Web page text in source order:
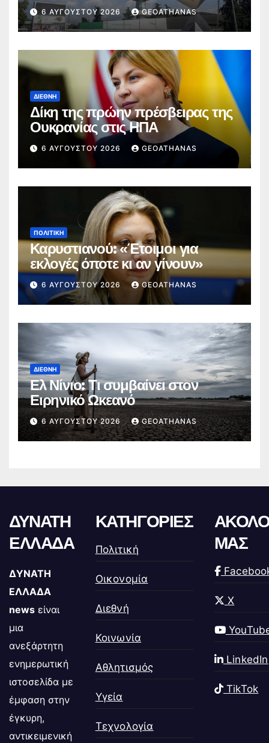
6 ΑΥΓΟΎΣΤΟΥ 2026 GEOATHANAS
ΔΙΕΘΝΉ
Δίκη της πρώην πρέσβειρας της
Ουκρανίας στις ΗΠΑ
6 ΑΥΓΟΎΣΤΟΥ 2026 GEOATHANAS
ΠΟΛΙΤΙΚΉ
Καρυστιανού: «Έτοιμοι για
εκλογές όποτε κι αν γίνουν»
6 ΑΥΓΟΎΣΤΟΥ 2026 GEOATHANAS
ΔΙΕΘΝΉ
Ελ Νίνιο: Τι συμβαίνει στον
Ειρηνικό Ωκεανό
6 ΑΥΓΟΎΣΤΟΥ 2026 GEOATHANAS
ΔΥΝΑΤΗ
ΕΛΛΑΔΑ
ΔΥΝΑΤΗ
ΕΛΛΑΔΑ
news είναι
μια
ανεξάρτητη
ενημερωτική
ιστοσελίδα με
έμφαση στην
έγκυρη,
αντικειμενική
ΚΑΤΗΓΟΡΙΕΣ
Πολιτική
Οικονομία
Διεθνή
Κοινωνία
Αθλητισμός
Υγεία
Τεχνολογία
ΜΑΣ
X
LinkedIn
TikTok